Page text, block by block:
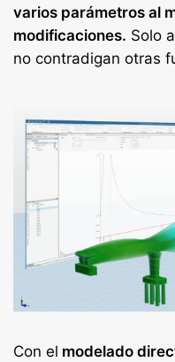
varios parámetros al
modificaciones. Solo
no contradigan otras
Con el modelado